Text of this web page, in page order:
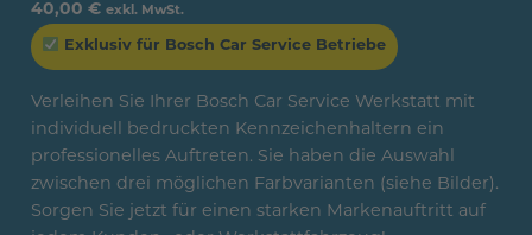
40,00 € exkl. MwSt.
Exklusiv für Bosch Car Service Betriebe
Verleihen Sie Ihrer Bosch Car Service Werkstatt mit
individuell bedruckten Kennzeichenhaltern ein
professionelles Auftreten. Sie haben die Auswahl
zwischen drei möglichen Farbvarianten (siehe Bilder).
Sorgen Sie jetzt für einen starken Markenauftritt auf